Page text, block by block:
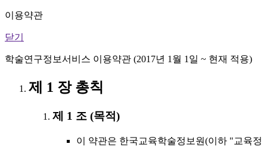
이용약관
닫기
학술연구정보서비스 이용약관 (2017년 1월 1일 ~ 현재 적용)
제 1 장 총칙
제 1 조 (목적)
이 약관은 한국교육학술정보원(이하 "교육정